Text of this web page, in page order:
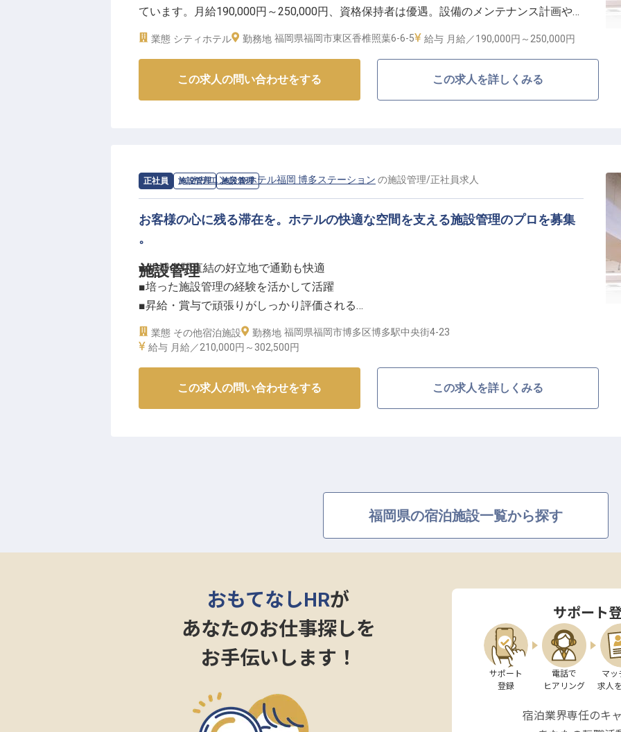
ています。月給190,000円～250,000円、資格保持者は優遇。設備のメンテナンス計画や発
注業務を通じて、海辺のリゾート空間を一緒に創り上げましょう。建物管理・メンテナン
業態 シティホテル 勤務地 福岡県福岡市東区香椎照葉6-6-5 給与 月給／190,000円～ 250,000円
この求人の問い合わせをする この求人を詳しくみる
正社員 施設管理 施設管理
施設管理
求人情報：オリエンタルホテル福岡 博多ステーション の施設管理/正社員求人
お客様の心に残る滞在を。ホテルの快適な空間を支える施設管理のプロを募集
。
■JR博多駅直結の好立地で通勤も快適
■培った施設管理の経験を活かして活躍
■昇給・賞与で頑張りがしっかり評価される
■お客様の安心と快適を支えるやりがい
当ホテルは、お客様が心から安らぎ、特別な時間を過ごせるよう、細部にわたるおもてな
日々の点検や修繕が、お客様の「また来たい」という想いに繋がります。
正社員として安定した環境で、これまでの施設管理経験を存分に発揮いただけます。
月給210,000円〜302,500円。
第二種電気工事士や2級ボイラー技士の資格をお持ちの方はもちろん、さらなるスキルア
ップを目指したい方も歓迎します。
お客様の快適な滞在を支える重要な役割を担いながら、専門知識を深め、キャリアを築い
あなたの成長が、ホテルの未来を創ります。
※2026年1月28日時点の情報です。
業態 その他宿泊施設 勤務地 福岡県福岡市博多区博多駅中央街4-23
給与 月給／210,000円～ 302,500円
この求人の問い合わせをする この求人を詳しくみる
福岡県の宿泊施設一覧から探す
おもてなしHRが
あなたのお仕事探しを
お手伝いします！
サポート
サポート
登録
電話で
ヒアリング
マッ
求人
宿泊業界専任のキ